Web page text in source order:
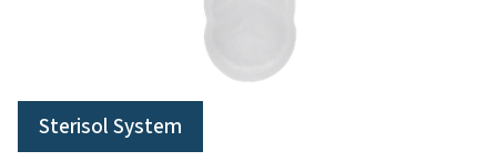
Sterisol System